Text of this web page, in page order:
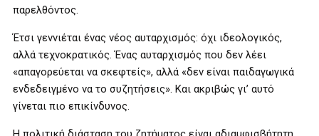
παρελθόντος.
Έτσι γεννιέται ένας νέος αυταρχισμός: όχι ιδεολογικός,
αλλά τεχνοκρατικός. Ένας αυταρχισμός που δεν λέει
«απαγορεύεται να σκεφτείς», αλλά «δεν είναι παιδαγωγικά
ενδεδειγμένο να το συζητήσεις». Και ακριβώς γι’ αυτό
γίνεται πιο επικίνδυνος.